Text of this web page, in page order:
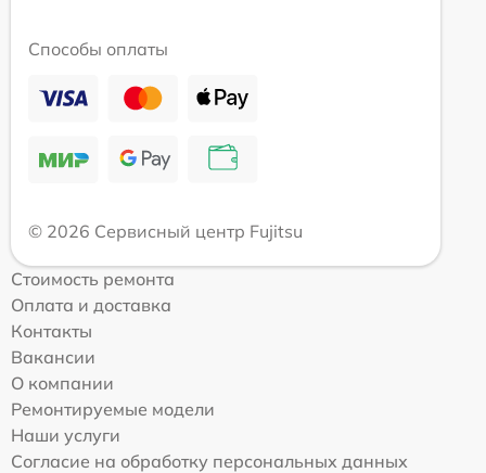
Способы оплаты
© 2026 Сервисный центр Fujitsu
Стоимость ремонта
Оплата и доставка
Контакты
Вакансии
О компании
Ремонтируемые модели
Наши услуги
Согласие на обработку персональных данных